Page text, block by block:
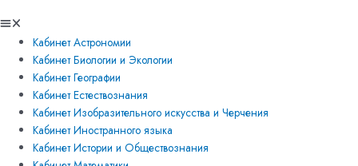
Кабинет Астрономии
Кабинет Биологии и Экологии
Кабинет Географии
Кабинет Естествознания
Кабинет Изобразительного искусства и Черчения
Кабинет Иностранного языка
Кабинет Истории и Обществознания